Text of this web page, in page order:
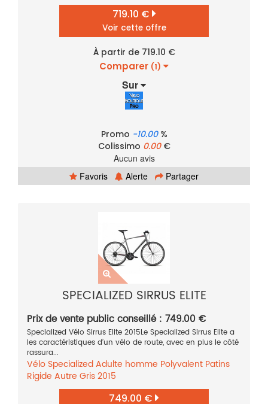
719.10 €
Voir cette offre
À partir de 719.10 €
Comparer (1)
Sur
Promo -10.00%
Colissimo 0.00€
Aucun avis
Favoris
Alerte Partager
SPECIALIZED SIRRUS ELITE
Prix de vente public conseillé : 749.00 €
Specialized Vélo Sirrus Elite 2015Le Specialized Sirrus Elite a
les caractéristiques d’un vélo de route, avec en plus le côté
rassura...
Vélo SpecializedAdulte homme Polyvalent Patins
Rigide Autre Gris2015
749.00 €